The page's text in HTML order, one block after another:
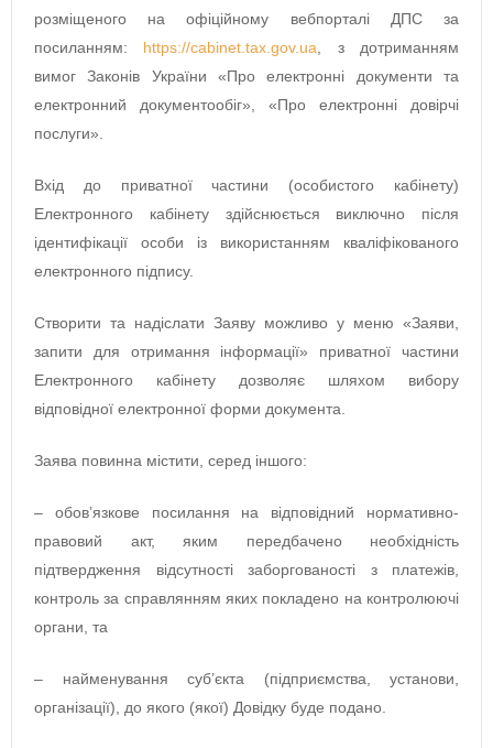
розміщеного на офіційному вебпорталі ДПС за
посиланням: https://cabinet.tax.gov.ua , з дотриманням
вимог Законів України «Про електронні документи та
електронний документообіг», «Про електронні довірчі
послуги».
Вхід до приватної частини (особистого кабінету)
Електронного кабінету здійснюється виключно після
ідентифікації особи із використанням кваліфікованого
електронного підпису.
Створити та надіслати Заяву можливо у меню «Заяви,
запити для отримання інформації» приватної частини
Електронного кабінету дозволяє шляхом вибору
відповідної електронної форми документа.
Заява повинна містити, серед іншого:
– обов’язкове посилання на відповідний нормативно-
правовий акт, яким передбачено необхідність
підтвердження відсутності заборгованості з платежів,
контроль за справлянням яких покладено на контролюючі
органи, та
– найменування суб’єкта (підприємства, установи,
організації), до якого (якої) Довідку буде подано.